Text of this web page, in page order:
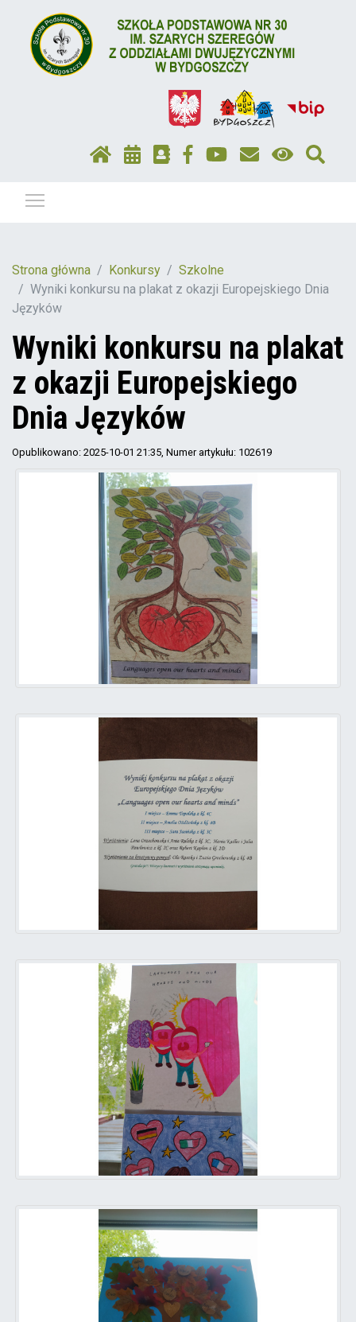
Strona główna Konkursy
Szkolne
Wyniki konkursu na plakat z okazji Europejskiego Dnia
Języków
Wyniki konkursu na plakat
z okazji Europejskiego
Dnia Języków
Opublikowano: 2025-10-01 21:35 , Numer artykułu: 102619